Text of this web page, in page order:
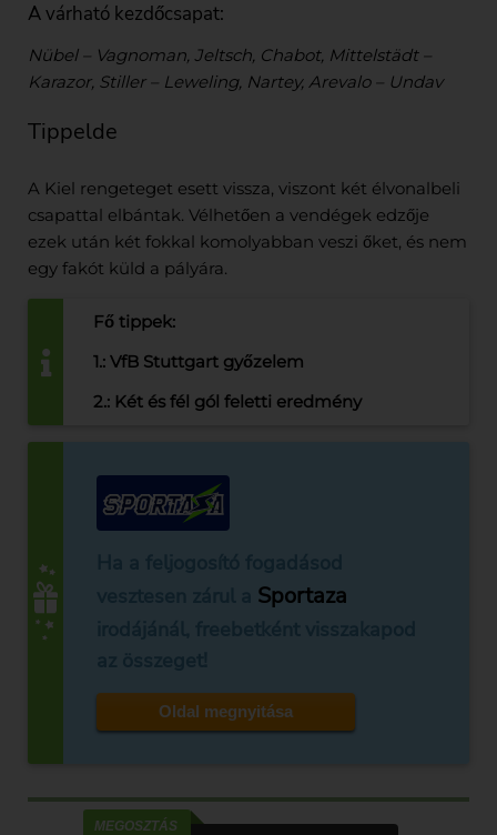
A várható kezdőcsapat:
Nübel – Vagnoman, Jeltsch, Chabot, Mittelstädt –
Karazor, Stiller – Leweling, Nartey, Arevalo – Undav
Tippelde
A Kiel rengeteget esett vissza, viszont két élvonalbeli
csapattal elbántak. Vélhetően a vendégek edzője
ezek után két fokkal komolyabban veszi őket, és nem
egy fakót küld a pályára.
Fő tippek:
1.: VfB Stuttgart győzelem
2.: Két és fél gól feletti eredmény
Sportaza
Oldal megnyitása
MEGOSZTÁS